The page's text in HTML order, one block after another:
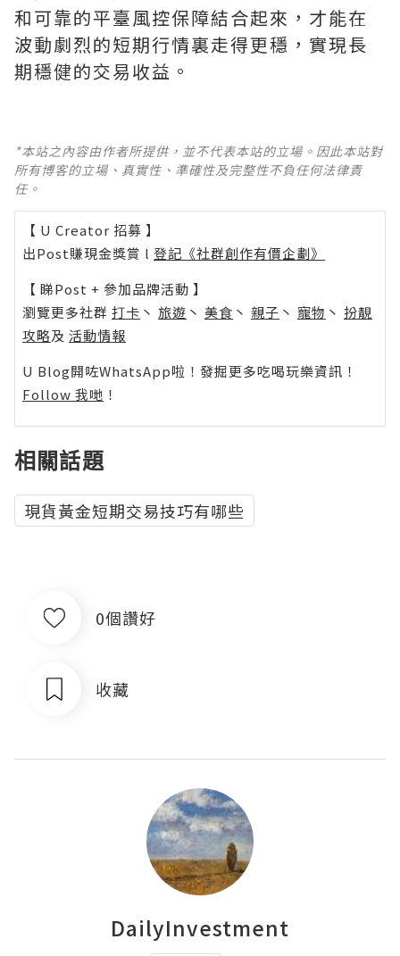
和可靠的平臺風控保障結合起來，才能在
波動劇烈的短期行情裏走得更穩，實現長
期穩健的交易收益。
*本站之內容由作者所提供，並不代表本站的立場。因此本站對
所有博客的立場、真實性、準確性及完整性不負任何法律責
任。
【 U Creator 招募 】
出Post賺現金獎賞 l 登記《社群創作有價企劃》
【 睇Post + 參加品牌活動 】
瀏覽更多社群 打卡 丶 旅遊 丶 美食 丶 親子 丶 寵物 丶 扮靚
攻略及 活動情報
U Blog開咗WhatsApp啦！發掘更多吃喝玩樂資訊！
Follow 我哋 ！
相關話題
現貨黃金短期交易技巧有哪些
0個讚好
收藏
DailyInvestment